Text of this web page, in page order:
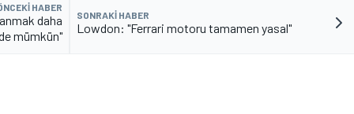
HABER
daha
mümkün"
SONRAKI HABER
Lowdon: "Ferrari motoru tamamen yasal"